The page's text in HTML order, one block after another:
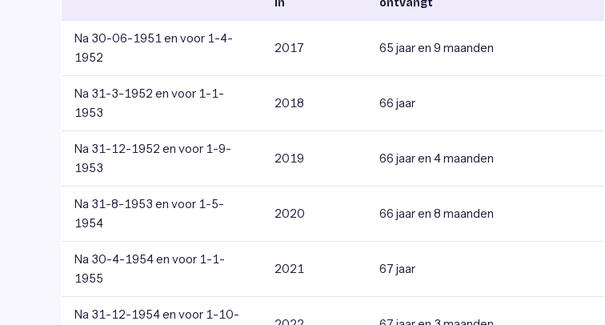
in
ontvangt
Na 30-06-1951 en voor 1-4-
1952
2017 65 jaar en 9 maanden
Na 31-3-1952 en voor 1-1-
1953
2018 66 jaar
Na 31-12-1952 en voor 1-9-
1953
2019 66 jaar en 4 maanden
Na 31-8-1953 en voor 1-5-
1954
2020 66 jaar en 8 maanden
Na 30-4-1954 en voor 1-1-
1955
2021 67 jaar
Na 31-12-1954 en voor 1-10-